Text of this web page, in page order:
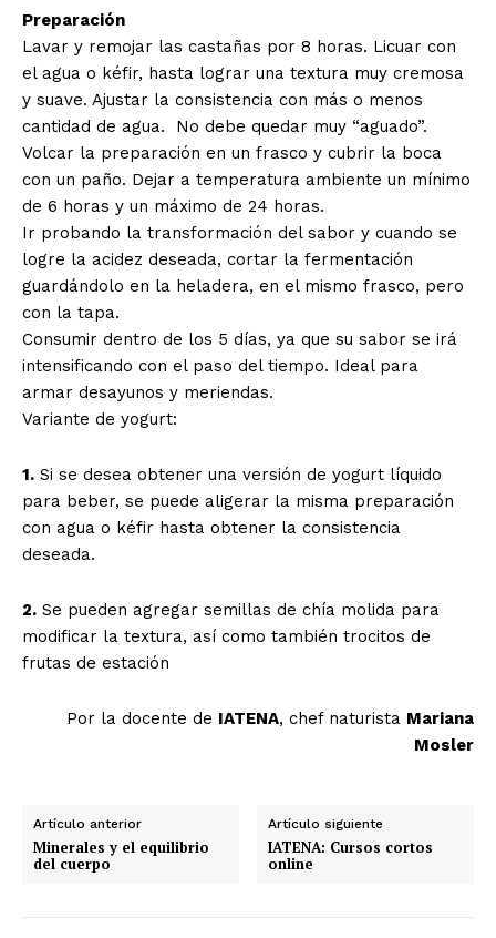
Preparación
Lavar y remojar las castañas por 8 horas. Licuar con
el agua o kéfir, hasta lograr una textura muy cremosa
y suave. Ajustar la consistencia con más o menos
cantidad de agua. No debe quedar muy “aguado”.
Volcar la preparación en un frasco y cubrir la boca
con un paño. Dejar a temperatura ambiente un mínimo
de 6 horas y un máximo de 24 horas.
Ir probando la transformación del sabor y cuando se
logre la acidez deseada, cortar la fermentación
guardándolo en la heladera, en el mismo frasco, pero
con la tapa.
Consumir dentro de los 5 días, ya que su sabor se irá
intensificando con el paso del tiempo. Ideal para
armar desayunos y meriendas.
Variante de yogurt:
1. Si se desea obtener una versión de yogurt líquido
para beber, se puede aligerar la misma preparación
con agua o kéfir hasta obtener la consistencia
deseada.
2. Se pueden agregar semillas de chía molida para
modificar la textura, así como también trocitos de
frutas de estación
Por la docente de IATENA, chef naturista Mariana
Mosler
Artículo anterior
Minerales y el equilibrio
del cuerpo
Artículo siguiente
IATENA: Cursos cortos
online